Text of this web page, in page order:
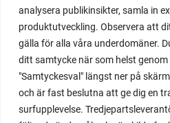
analysera publikinsikter, samla in
produktutveckling. Observera att
gälla för alla våra underdomäner.
ditt samtycke när som helst
"Samtyckesval" längst ner på
och är fast beslutna att ge dig en
surfupplevelse.